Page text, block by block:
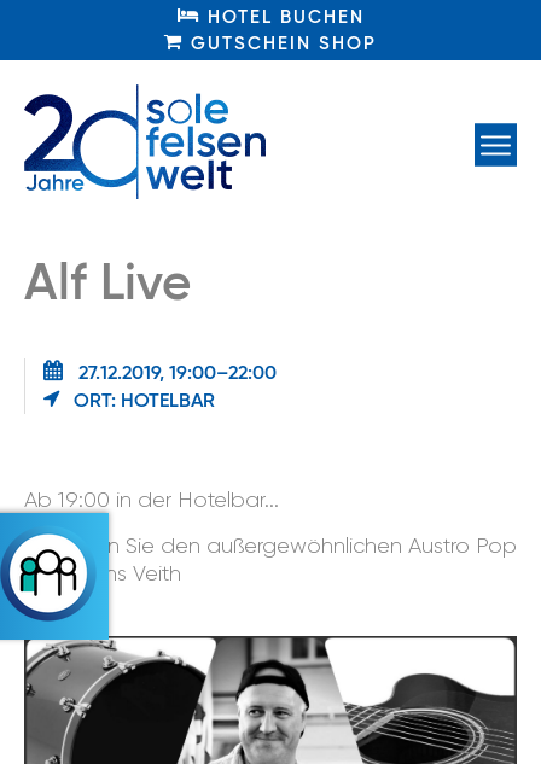
HOTEL BUCHEN
GUTSCHEIN SHOP
Alf Live
27.12.2019, 19:00–22:00
ORT: HOTELBAR
Ab 19:00 in der Hotelbar...
Genießen Sie den außergewöhnlichen Austro Pop
von Alfons Veith
HOTEL BUCHEN
GUTSCHEIN SHOP